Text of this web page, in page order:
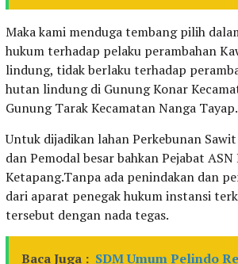
Maka kami menduga tembang pilih
hukum terhadap pelaku perambahan
lindung, tidak berlaku terhadap
hutan lindung di Gunung Konar
Gunung Tarak Kecamatan Nanga Tayap.
Untuk dijadikan lahan Perkebunan
dan Pemodal besar bahkan Pejabat
Ketapang.Tanpa ada penindakan dan
dari aparat penegak hukum instansi
tersebut dengan nada tegas.
Baca Juga : SDM Umum Pelindo